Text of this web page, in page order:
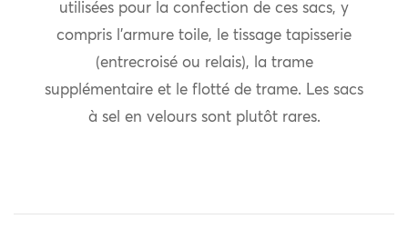
utilisées pour la confection de ces sacs, y
compris l’armure toile, le tissage tapisserie
(entrecroisé ou relais), la trame
supplémentaire et le flotté de trame. Les sacs
à sel en velours sont plutôt rares.